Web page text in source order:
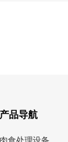
产品导航
肉食处理设备